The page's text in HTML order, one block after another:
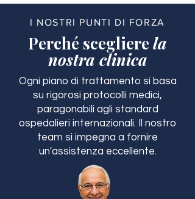
I NOSTRI PUNTI DI FORZA
Perché scegliere la
nostra clinica
Ogni piano di trattamento si basa
su rigorosi protocolli medici,
paragonabili agli standard
ospedalieri internazionali. Il nostro
team si impegna a fornire
un'assistenza eccellente.